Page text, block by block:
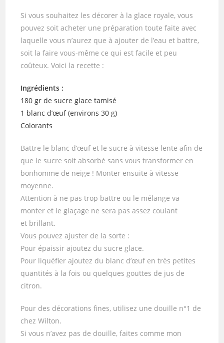
Si vous souhaitez les décorer à la glace royale, vous
pouvez soit acheter une préparation toute faite avec
laquelle vous n’aurez que à ajouter de l’eau et battre,
soit la faire vous-même ce qui est facile et peu
coûteux. Voici la recette :
Ingrédients :
180 gr de sucre glace tamisé
1 blanc d’œuf (environs 30 g)
Colorants
Battre le blanc d’œuf et le sucre à vitesse lente afin de
que le sucre soit absorbé sans vous transformer en
bonhomme de neige ! Monter ensuite à vitesse
moyenne.
Attention à ne pas trop battre ou le mélange va
monter et le glaçage ne sera pas assez coulant
et brillant.
Vous pouvez ajuster de la sorte :
Pour épaissir ajoutez du sucre glace.
Pour liquéfier ajoutez du blanc d’œuf en très petites
quantités à la fois ou quelques gouttes de jus de
citron.
Pour des décorations fines, utilisez une douille n°1 de
chez Wilton.
Si vous n’avez pas de douille, faites comme mon